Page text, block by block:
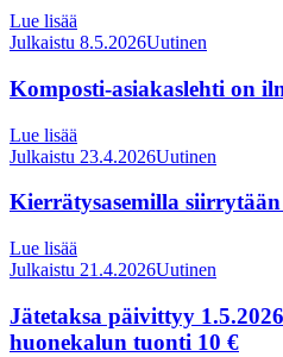
Lue lisää
Julkaistu 8.5.2026Uutinen
Komposti-asiakaslehti on
Lue lisää
Julkaistu 23.4.2026Uutinen
Kierrätysasemilla
Lue lisää
Julkaistu 21.4.2026Uutinen
Jätetaksa päivittyy
huonekalun tuonti 10 €